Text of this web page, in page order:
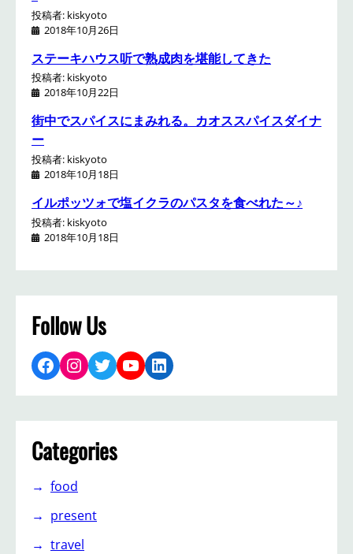
投稿者: kiskyoto
2018年10月26日
ステーキハウス听で熟成肉を堪能してきた
投稿者: kiskyoto
2018年10月22日
街中でスパイスにまみれる。カオススパイスダイナ
ー
投稿者: kiskyoto
2018年10月18日
イルポッツォで塩イクラのパスタを食べれた～♪
投稿者: kiskyoto
2018年10月18日
Follow Us
Facebook Instagram Twitter YouTube LinkedIn
Categories
food
present
travel